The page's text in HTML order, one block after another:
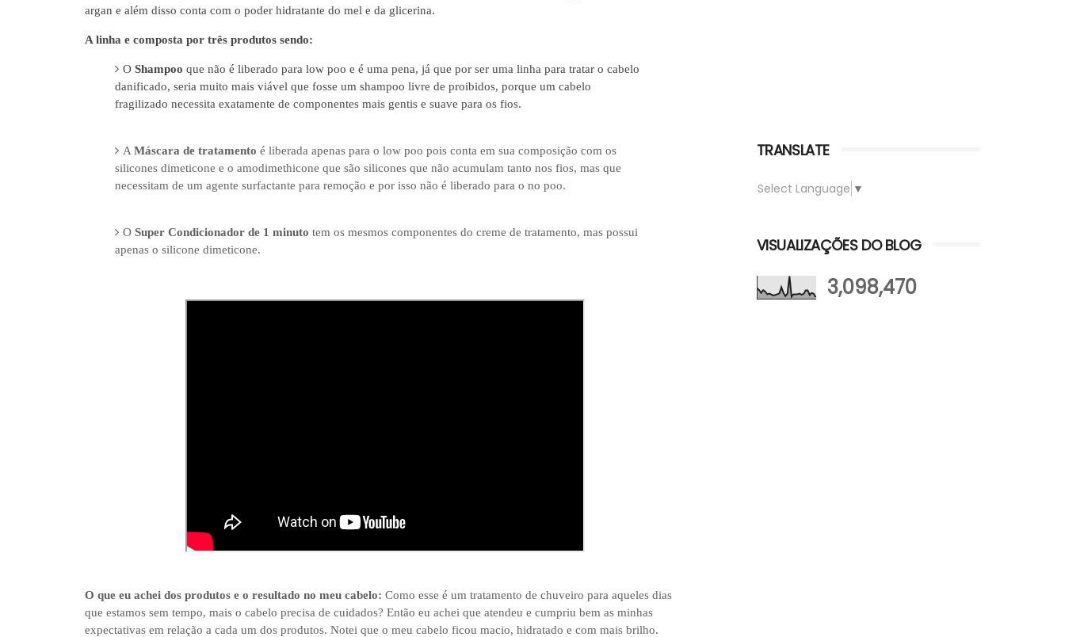
argan e além disso conta com o poder hidratante do mel e da glicerina.
A linha e composta por três produtos sendo:
O Shampoo que não é liberado para low poo e é uma pena, já que por ser uma linha para tratar o cabelo
danificado, seria muito mais viável que fosse um shampoo livre de proibidos, porque um cabelo
fragilizado necessita exatamente de componentes mais gentis e suave para os fios.
A Máscara de tratamento é liberada apenas para o low poo pois conta em sua composição com os
silicones dimeticone e o amodimethicone que são silicones que não acumulam tanto nos fios, mas que
necessitam de um agente surfactante para remoção e por isso não é liberado para o no poo.
O Super Condicionador de 1 minuto tem os mesmos componentes do creme de tratamento, mas possui
apenas o silicone dimeticone.
O que eu achei dos produtos e o resultado no meu cabelo: Como esse é um tratamento de chuveiro para aqueles dias
que estamos sem tempo, mais o cabelo precisa de cuidados? Então eu achei que atendeu e cumpriu bem as minhas
expectativas em relação a cada um dos produtos. Notei que o meu cabelo ficou macio, hidratado e com mais brilho.
TRANSLATE
Select Language ▼
VISUALIZAÇÕES DO BLOG
3,098,470